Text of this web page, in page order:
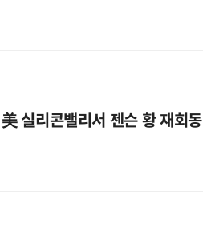
실리콘밸리서 젠슨 황 재회동